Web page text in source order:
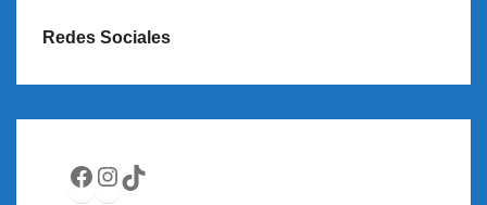
Redes Sociales
Facebook
Instagram
TikTok